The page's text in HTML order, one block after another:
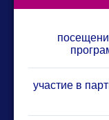
участие в